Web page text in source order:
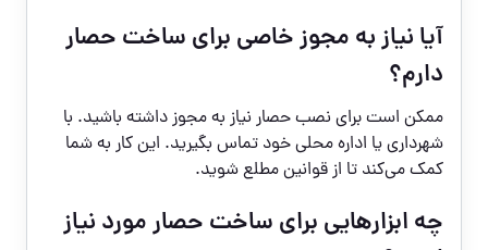
آیا نیاز به مجوز خاصی برای ساخت حصار
دارم؟
ممکن است برای نصب حصار نیاز به مجوز داشته باشید. با
شهرداری یا اداره محلی خود تماس بگیرید. این کار به شما
کمک می‌کند تا از قوانین مطلع شوید.
چه ابزارهایی برای ساخت حصار مورد نیاز